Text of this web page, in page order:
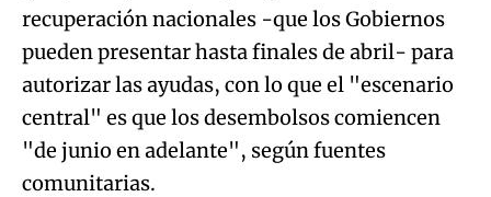
recuperación nacionales -que los Gobiernos
pueden presentar hasta finales de abril- para
autorizar las ayudas, con lo que el "escenario
central" es que los desembolsos comiencen
"de junio en adelante", según fuentes
comunitarias.